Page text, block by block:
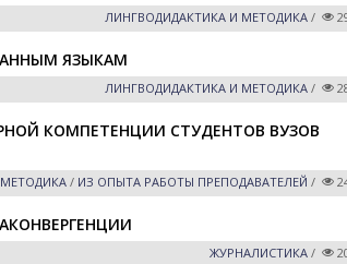
ЛИНГВОДИДАКТИКА И МЕТОДИКА /
ЯЗЫКАМ
ЛИНГВОДИДАКТИКА И МЕТОДИКА /
КОМПЕТЕНЦИИ СТУДЕНТОВ ВУЗОВ
/ ИЗ ОПЫТА РАБОТЫ ПРЕПОДАВАТЕЛЕЙ /
ЖУРНАЛИСТИКА /